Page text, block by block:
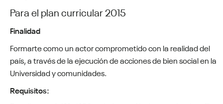
Para el plan curricular 2015
Finalidad
Formarte como un actor comprometido con la realidad del
país, a través de la ejecución de acciones de bien social en la
Universidad y comunidades.
Requisitos: